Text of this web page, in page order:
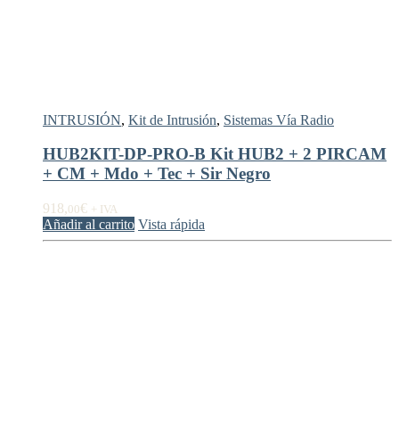
INTRUSIÓN, Kit de Intrusión, Sistemas Vía Radio
HUB2KIT-DP-PRO-B Kit HUB2 + 2 PIRCAM
+ CM + Mdo + Tec + Sir Negro
918,00€ + IVA
Añadir al carrito Vista rápida